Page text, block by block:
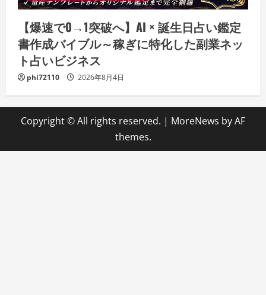
【爆速で0→1突破へ】AI × 誕生日占い鑑定
書作成バイブル～稼ぎに特化した副業ネッ
ト占いビジネス
phi72110 2026年8月4日
Copyright © All rights reserved. | MoreNews by AF
themes.